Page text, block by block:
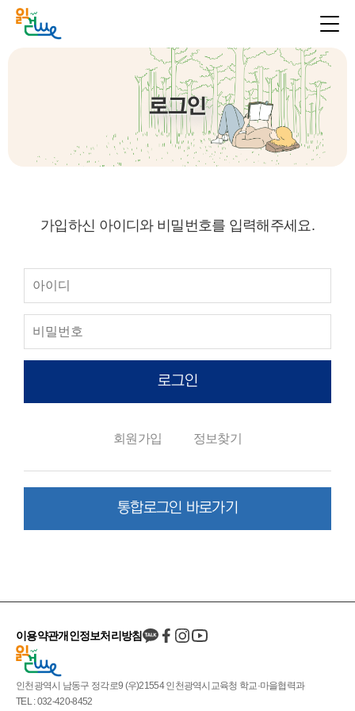
로그인
가입하신 아이디와 비밀번호를 입력해주세요.
로그인
회원가입 정보찾기
통합로그인 바로가기
인천광역시 남동구 정각로9 (우)21554 인천광역시교육청 학교·마을협력과
TEL : 032-420-8452
이용약관개인정보처리방침